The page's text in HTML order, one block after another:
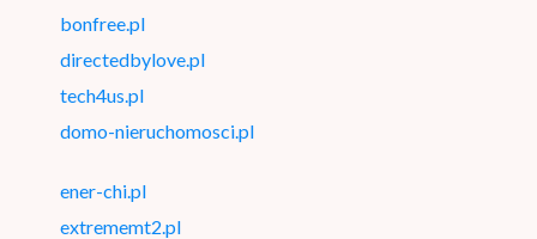
bonfree.pl
directedbylove.pl
tech4us.pl
domo-nieruchomosci.pl
ener-chi.pl
extrememt2.pl